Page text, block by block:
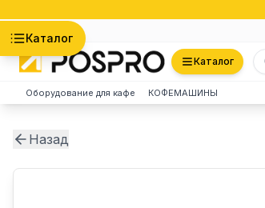
Каталог
Каталог
Оборудование для кафе КОФЕМАШИНЫ
Назад